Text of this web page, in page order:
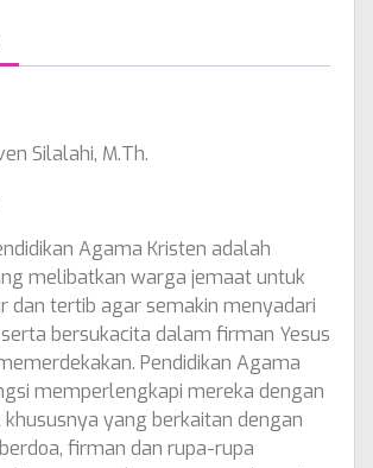
Silalahi, M.Th.
Agama Kristen adalah
melibatkan warga jemaat untuk
dan tertib agar semakin menyadari
bersukacita dalam firman Yesus
Pendidikan Agama
memperlengkapi mereka dengan
yang berkaitan dengan
firman dan rupa-rupa